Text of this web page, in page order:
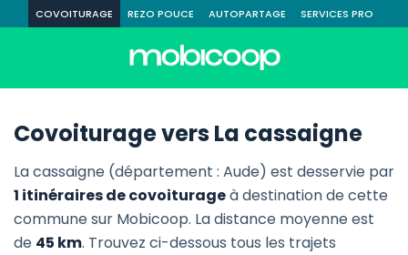
COVOITURAGE REZO POUCE AUTOPARTAGE SERVICES PRO
Covoiturage vers La cassaigne
La cassaigne (département : Aude) est desservie par
1 itinéraires de covoiturageà destination de cette
commune sur Mobicoop. La distance moyenne est
de 45 km. Trouvez ci-dessous tous les trajets